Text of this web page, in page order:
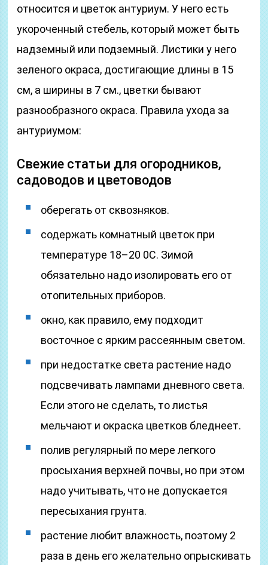
относится и цветок антуриум. У него есть
укороченный стебель, который может быть
надземный или подземный. Листики у него
зеленого окраса, достигающие длины в 15
см, а ширины в 7 см., цветки бывают
разнообразного окраса. Правила ухода за
антуриумом:
Свежие статьи для огородников,
садоводов и цветоводов
оберегать от сквозняков.
содержать комнатный цветок при
температуре 18–20 0С. Зимой
обязательно надо изолировать его от
отопительных приборов.
окно, как правило, ему подходит
восточное с ярким рассеянным светом.
при недостатке света растение надо
подсвечивать лампами дневного света.
Если этого не сделать, то листья
мельчают и окраска цветков бледнеет.
полив регулярный по мере легкого
просыхания верхней почвы, но при этом
надо учитывать, что не допускается
пересыхания грунта.
растение любит влажность, поэтому 2
раза в день его желательно опрыскивать